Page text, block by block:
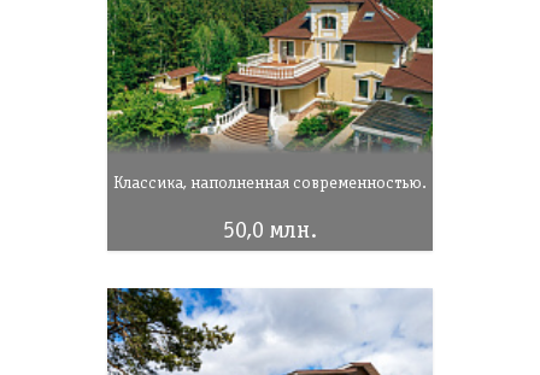
Классика, наполненная современностью.
50,0 млн.